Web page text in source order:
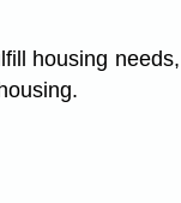
housing needs,